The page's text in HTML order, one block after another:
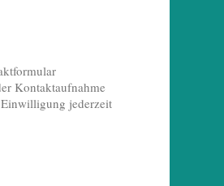
Kontaktaufnahme
jederzeit